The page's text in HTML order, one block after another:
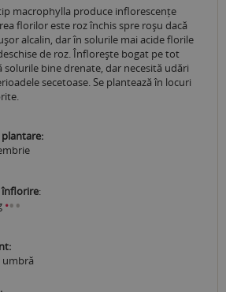
macrophylla produce inflorescențe
florilor este roz închis spre roșu dacă
alcalin, dar în solurile mai acide florile
de roz. Înflorește bogat pe tot
solurile bine drenate, dar necesită udări
secetoase. Se plantează în locuri
înflorire:
•••
umbră